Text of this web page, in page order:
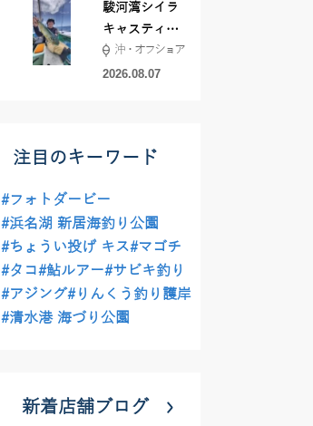
した！！
駿河湾シイラ
キャスティン
グ行ってきま
した！
沖・オフショア
2026.08.07
注目のキーワード
#フォトダービー
#浜名湖 新居海釣り公園
#ちょうい投げ キス#マゴチ
#タコ#鮎ルアー#サビキ釣り
#アジング#りんくう釣り護岸
#清水港 海づり公園
新着店舗ブログ